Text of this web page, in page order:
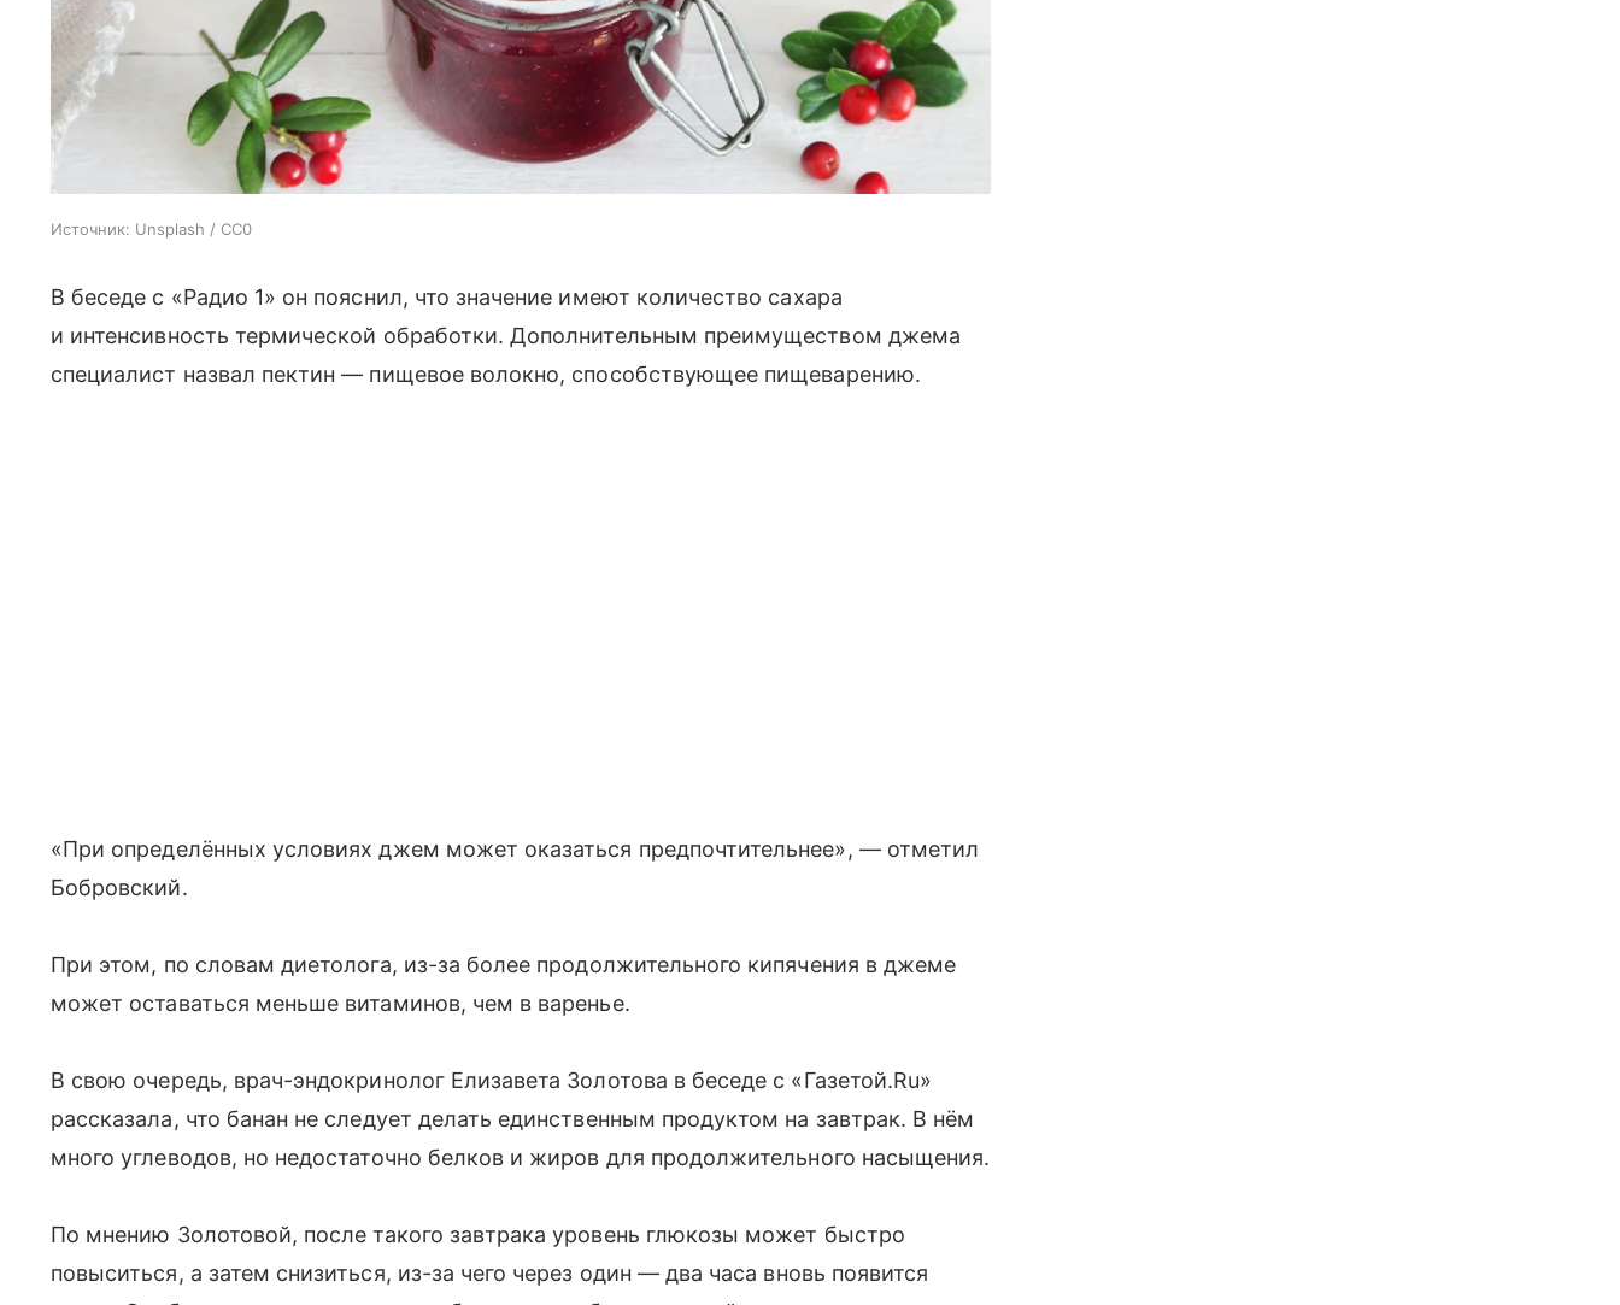
Источник: Unsplash / CC0
В беседе с «Радио 1» он пояснил, что значение имеют количество сахара
и интенсивность термической обработки. Дополнительным преимуществом джема
специалист назвал пектин — пищевое волокно, способствующее пищеварению.
«При определённых условиях джем может оказаться предпочтительнее», — отметил
Бобровский.
При этом, по словам диетолога, из-за более продолжительного кипячения в джеме
может оставаться меньше витаминов, чем в варенье.
В свою очередь, врач-эндокринолог Елизавета Золотова в беседе с «Газетой.Ru»
рассказала, что банан не следует делать единственным продуктом на завтрак. В нём
много углеводов, но недостаточно белков и жиров для продолжительного насыщения.
По мнению Золотовой, после такого завтрака уровень глюкозы может быстро
повыситься, а затем снизиться, из-за чего через один — два часа вновь появится